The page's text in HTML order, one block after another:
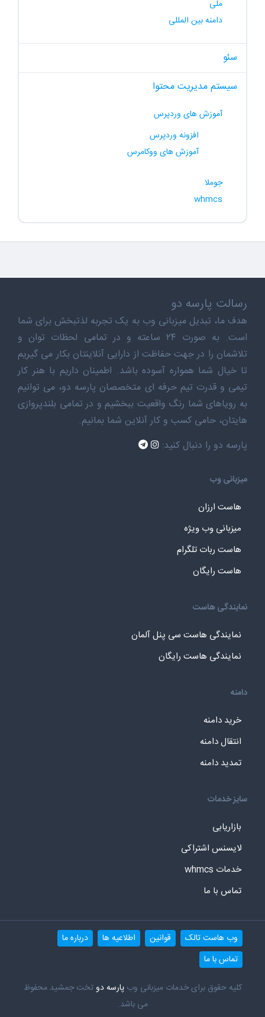
ملی
دامنه بین المللی
سئو
سیستم مدیریت محتوا
آموزش های وردپرس
افزونه وردپرس
آموزش های ووکامرس
جوملا
whmcs
رسالت پارسه دو
هدف ما، تبدیل میزبانی وب به یک تجربه لذتبخش برای شما
است. به صورت ۲۴ ساعته و در تمامی لحظات توان و
تلاشمان را در جهت حفاظت از دارایی آنلاینتان بکار می گیریم
تا خیال شما همواره آسوده باشد. اطمینان داریم با هنر کار
تیمی و قدرت تیم حرفه ای متخصصان پارسه دو، می توانیم
به رویاهای شما رنگ واقعیت ببخشیم و در تمامی بلندپروازی
هایتان، حامی کسب و کار آنلاین شما بمانیم.
پارسه دو را دنبال کنید:
میزبانی وب
هاست ارزان
میزبانی وب ویژه
هاست ربات تلگرام
هاست رایگان
نمایندگی هاست
نمایندگی هاست سی پنل آلمان
نمایندگی هاست رایگان
دامنه
خرید دامنه
انتقال دامنه
تمدید دامنه
سایز خدمات
بازاریابی
لایسنس اشتراکی
خدمات whmcs
تماس با ما
وب هاست تالک قوانین اطلاعیه ها
درباره ما
تماس با ما
کلیه حقوق برای خدمات میزبانی وبپارسه دوتخت جمشید محفوظ
می باشد.